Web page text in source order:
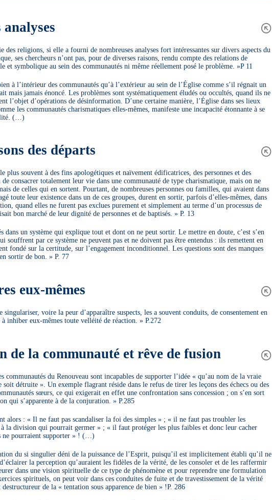
analyses
des religions, si elle a fourni de nombreuses analyses fort intéressantes sur divers aspects du
ses chercheurs n’ont pas, pour de diverses raisons, rendu compte des relations de
et symbolique au sein des communautés ni même réellement posé le problème. »P 11
à l’intérieur des communautés qu’à l’extérieur au sein de l’Église comme s’il régnait un
mais jamais énoncé. Les problèmes sont systématiquement éludés ou occultés, quand ils ne
l’objet d’opérations de désinformation. D’une certaine manière, l’Église dans ses lieux
les communautés charismatiques elles-mêmes, manifeste une incapacité étonnante à se
(…)
des départs
plus souvent à des fins apologétiques et naïvement édificatrices, des personnes et des
consacrer totalement leur vie dans une communauté de type charismatique, mais on ne
de celles qui en sortent. Pourtant, de nombreuses personnes ou familles, qui avaient dans
toute leur existence dans un de ces groupes, durent en sortir, parfois d’elles-mêmes, dans
quand elles ne furent pas exclues purement et simplement au terme d’un processus de
bon marché de leur dignité de personnes et de baptisés. » P. 13
dans un système qui explique tout et dont on ne peut sortir. Le mettre en doute, c’est s’en
souffrent par ce système ne peuvent pas et ne doivent pas être entendus : ils remettent en
fondé sur la certitude, sur l’engagement inconditionnel. Les questions sont des manques
sortir de bon. » P. 77
eux-mêmes
singulariser, voire la peur d’apparaître suspects, les a souvent conduits, de consentement en
inhiber eux-mêmes toute velléité de réaction. » P.272
de la communauté et rêve de fusion
communautés du Renouveau sont incapables de supporter l’idée « qu’au nom de la vraie
soit détruite ». Un exemple flagrant réside dans le refus de tirer les leçons des échecs ou des
sœurs, ce qui exigerait en effet une confrontation sans concession ; on s’en sort
qui s’apparente à de la conjuration. » P.285
alors : « Il ne faut pas scandaliser la foi des simples » ; « il ne faut pas troubler les
la division qui pourrait germer » ; « il faut protéger les plus faibles et donc leur cacher
ne pourraient supporter » ! (…)
du si singulier déni de la puissance de l’Esprit, puisqu’il est implicitement établi qu’il ne
la perception qu’auraient les fidèles de la vérité, de les consoler et de les raffermir
dans une vision spirituelle de ce type de phénomène et pour reprendre une formulation
spirituels, on peut voir dans ces conduites de fuite et de travestissement de la vérité
de la « tentation sous apparence de bien » !P. 286